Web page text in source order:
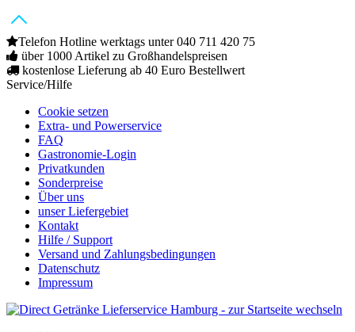
Telefon Hotline werktags unter 040 711 420 75
über 1000 Artikel zu Großhandelspreisen
kostenlose Lieferung ab 40 Euro Bestellwert
Service/Hilfe
Cookie setzen
Extra- und Powerservice
FAQ
Gastronomie-Login
Privatkunden
Sonderpreise
Über uns
unser Liefergebiet
Kontakt
Hilfe / Support
Versand und Zahlungsbedingungen
Datenschutz
Impressum